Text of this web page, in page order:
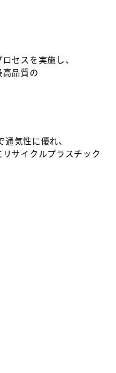
セスを実施し、
品質の
気性に優れ、
サイクルプラスチック